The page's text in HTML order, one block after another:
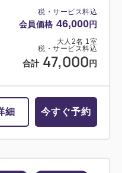
税・サービス料込
会員価格 46,000円
大人 2名 1室
税・サービス料込
合計 47,000 円
細 今すぐ予約